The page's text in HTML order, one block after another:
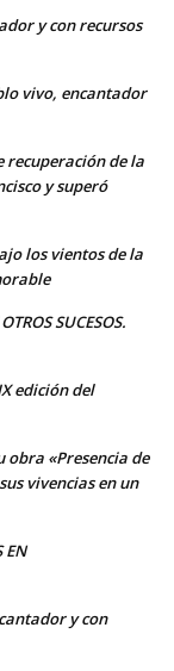
y con recursos
vivo, encantador
de la
y superó
los vientos de la
SUCESOS.
edición del
obra «Presencia de
vivencias en un
EN
y con